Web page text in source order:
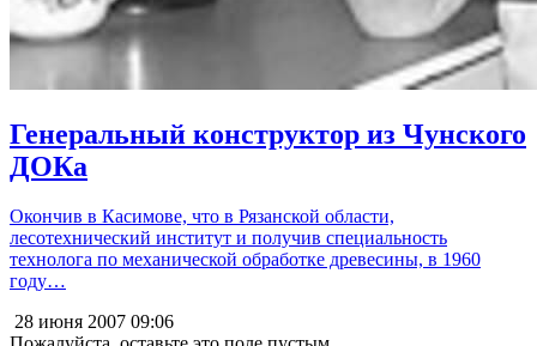
Генеральный конструктор из Чунского
ДОКа
Окончив в Касимове, что в Рязанской области,
лесотехнический институт и получив специальность
технолога по механической обработке древесины, в 1960
году…
28 июня 2007 09:06